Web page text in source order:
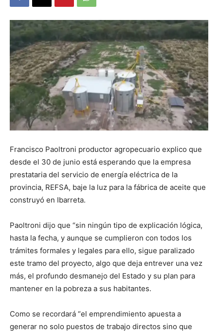
::
La
Verdad
es
que
Francisco Paoltroni productor agropecuario explico que
desde el 30 de junio está esperando que la empresa
prestataria del servicio de energía eléctrica de la
provincia, REFSA, baje la luz para la fábrica de aceite que
construyó en Ibarreta.
Paoltroni dijo que “sin ningún tipo de explicación lógica,
hasta la fecha, y aunque se cumplieron con todos los
trámites formales y legales para ello, sigue paralizado
este tramo del proyecto, algo que deja entrever una vez
más, el profundo desmanejo del Estado y su plan para
mantener en la pobreza a sus habitantes.
Como se recordará “el emprendimiento apuesta a
generar no solo puestos de trabajo directos sino que